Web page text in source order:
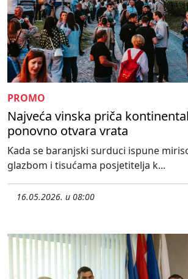
PROMO
Najveća vinska priča
ponovno otvara vrata
Kada se baranjski surduci ispune
glazbom i tisućama posjetitelja k...
16.05.2026. u 08:00